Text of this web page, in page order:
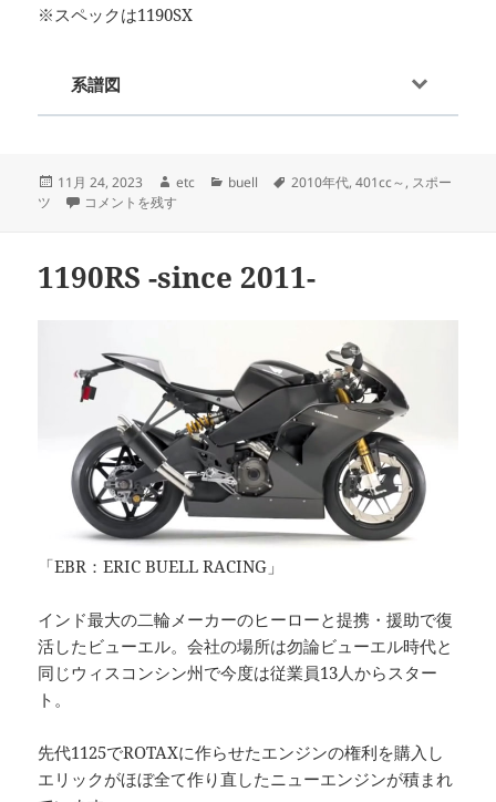
※スペックは1190SX
系譜図
投
稿
11月 24, 2023
作
成
etc
カ
buell
タ
2010年代,401cc～, スポー
ツ
1190RX/SX -since 2014- に
コメントを残す
1190RS -since 2011-
「EBR：ERIC BUELL RACING」
インド最大の二輪メーカーのヒーローと提携・援助で復
活したビューエル。会社の場所は勿論ビューエル時代と
同じウィスコンシン州で今度は従業員13人からスター
ト。
先代1125でROTAXに作らせたエンジンの権利を購入し
エリックがほぼ全て作り直したニューエンジンが積まれ